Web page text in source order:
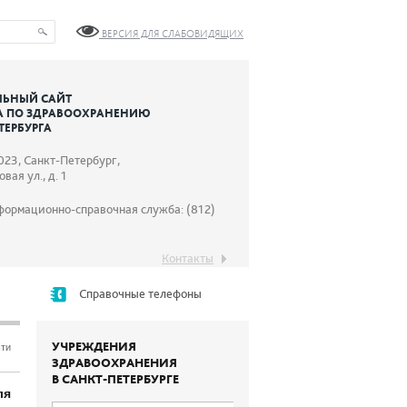
ВЕРСИЯ ДЛЯ СЛАБОВИДЯЩИХ
САЙТ
ПО ЗДРАВООХРАНЕНИЮ
Санкт-Петербург,
ул., д. 1
справочная служба: (812)
Контакты
Справочные телефоны
УЧРЕЖДЕНИЯ
ЗДРАВООХРАНЕНИЯ
В САНКТ-ПЕТЕРБУРГЕ